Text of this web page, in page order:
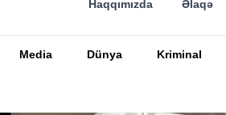
Haqqımızda Əlaqə
Media Dünya Kriminal